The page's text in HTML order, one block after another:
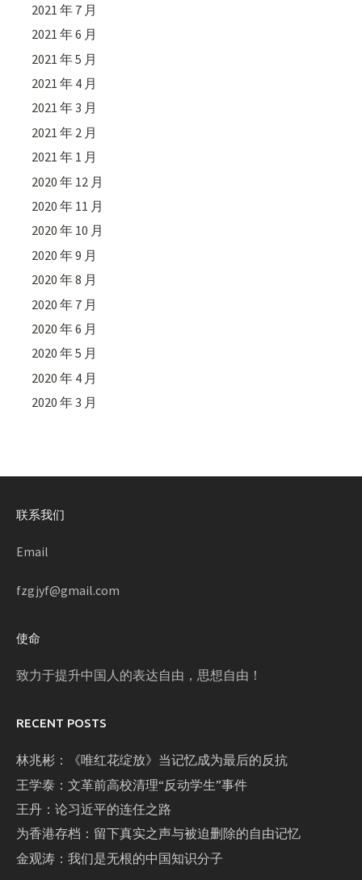
2021 年 7 月
2021 年 6 月
2021 年 5 月
2021 年 4 月
2021 年 3 月
2021 年 2 月
2021 年 1 月
2020 年 12 月
2020 年 11 月
2020 年 10 月
2020 年 9 月
2020 年 8 月
2020 年 7 月
2020 年 6 月
2020 年 5 月
2020 年 4 月
2020 年 3 月
联系我们
Email
fzgjyf@gmail.com
使命
致力于提升中国人的表达自由，思想自由！
RECENT POSTS
林兆彬：《唯红花绽放》当记忆成为最后的反抗
王学泰：文革前高校清理“反动学生”事件
王丹：论习近平的连任之路
为香港存档：留下真实之声与被迫删除的自由记忆
金观涛：我们是无根的中国知识分子